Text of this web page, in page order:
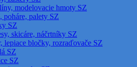
modelovacie hmoty SZ
poháre, palety SZ
SZ
skicáre, náčrtníky SZ
lepiace bločky, rozraďovače SZ
SZ
SZ